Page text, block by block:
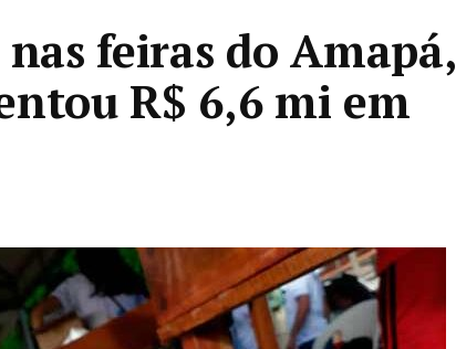
feiras do Amapá,
R$ 6,6 mi em